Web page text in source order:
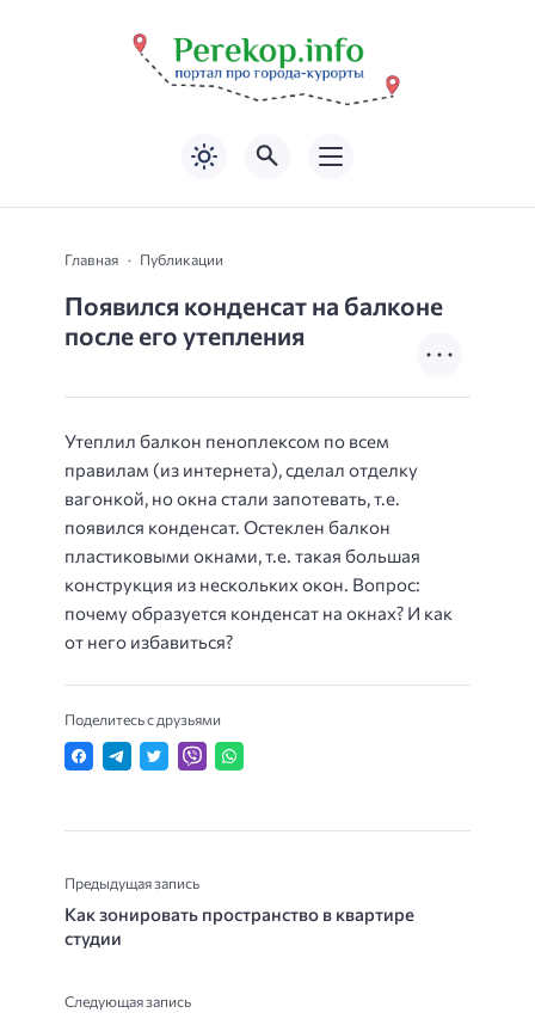
Главная Публикации
Появился конденсат на балконе
после его утепления
Утеплил балкон пеноплексом по всем
правилам (из интернета), сделал отделку
вагонкой, но окна стали запотевать, т.е.
появился конденсат. Остеклен балкон
пластиковыми окнами, т.е. такая большая
конструкция из нескольких окон. Вопрос:
почему образуется конденсат на окнах? И как
от него избавиться?
Поделитесь с друзьями
Предыдущая запись
Как зонировать пространство в квартире
студии
Следующая запись